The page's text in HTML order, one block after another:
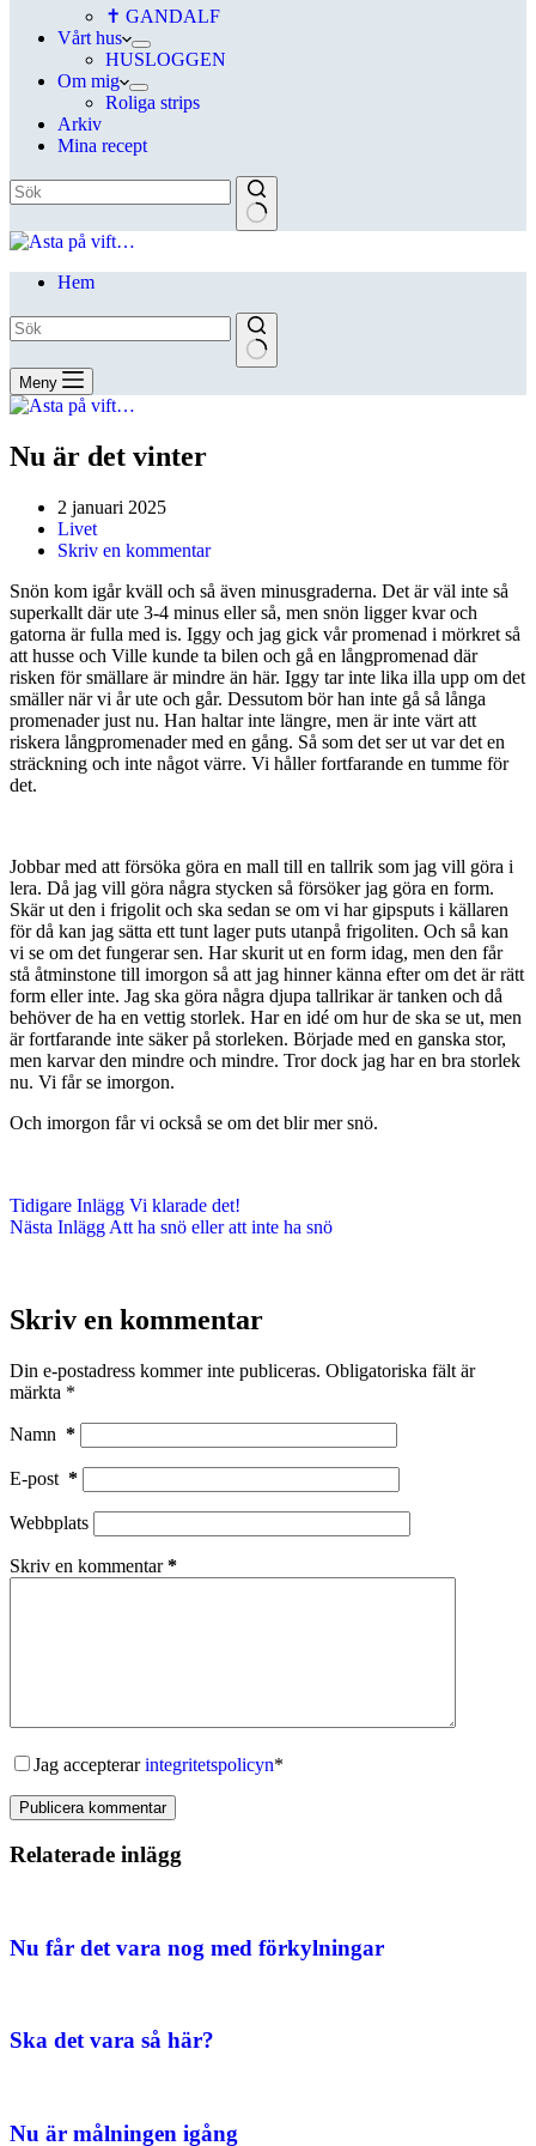
✝ GANDALF
Vårt hus
HUSLOGGEN
Om mig
Roliga strips
Arkiv
Mina recept
Hem
Meny
Nu är det vinter
2 januari 2025
Livet
Skriv en kommentar
Snön kom igår kväll och så även minusgraderna. Det är väl inte så
superkallt där ute 3-4 minus eller så, men snön ligger kvar och
gatorna är fulla med is. Iggy och jag gick vår promenad i mörkret så
att husse och Ville kunde ta bilen och gå en långpromenad där
risken för smällare är mindre än här. Iggy tar inte lika illa upp om det
smäller när vi år ute och går. Dessutom bör han inte gå så långa
promenader just nu. Han haltar inte längre, men är inte värt att
riskera långpromenader med en gång. Så som det ser ut var det en
sträckning och inte något värre. Vi håller fortfarande en tumme för
det.
Jobbar med att försöka göra en mall till en tallrik som jag vill göra i
lera. Då jag vill göra några stycken så försöker jag göra en form.
Skär ut den i frigolit och ska sedan se om vi har gipsputs i källaren
för då kan jag sätta ett tunt lager puts utanpå frigoliten. Och så kan
vi se om det fungerar sen. Har skurit ut en form idag, men den får
stå åtminstone till imorgon så att jag hinner känna efter om det är rätt
form eller inte. Jag ska göra några djupa tallrikar är tanken och då
behöver de ha en vettig storlek. Har en idé om hur de ska se ut, men
är fortfarande inte säker på storleken. Började med en ganska stor,
men karvar den mindre och mindre. Tror dock jag har en bra storlek
nu. Vi får se imorgon.
Och imorgon får vi också se om det blir mer snö.
Tidigare Inlägg Vi klarade det!
Nästa Inlägg Att ha snö eller att inte ha snö
Skriv en kommentar
Din e-postadress kommer inte publiceras. Obligatoriska fält är
märkta *
Namn *
E-post *
Webbplats
Skriv en kommentar*
Jag accepterarintegritetspolicyn*
Publicera kommentar
Relaterade inlägg
Nu får det vara nog med förkylningar
Ska det vara så här?
Nu är målningen igång